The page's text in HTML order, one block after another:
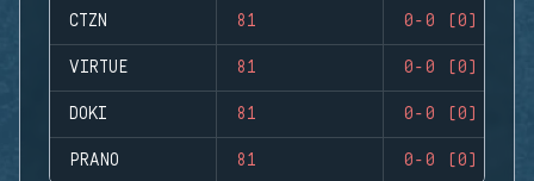
CTZN 81 0-0 (0)
VIRTUE 81 0-0 (0)
DOKI 81 0-0 (0)
PRANO 81 0-0 (0)